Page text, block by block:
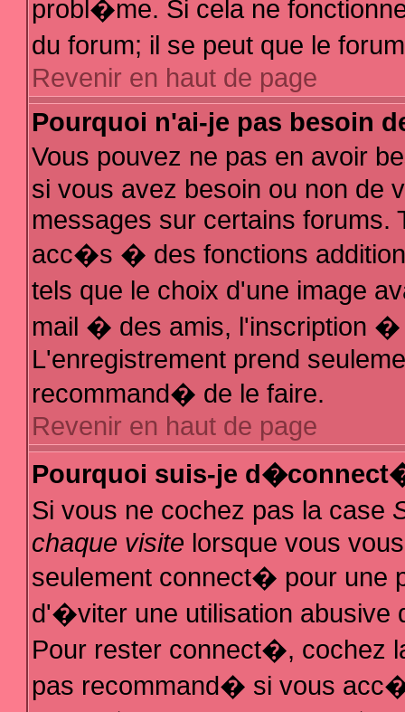
probl�me. Si cela ne
du forum; il se peut que le
Revenir en haut de page
Pourquoi n'ai-je pas besoin
Vous pouvez ne pas en avoir
si vous avez besoin ou non de
messages sur certains forums.
acc�s � des fonctions
tels que le choix d'une image
mail � des amis, l'inscription �
L'enregistrement prend
recommand� de le faire.
Revenir en haut de page
Pourquoi suis-je
Si vous ne cochez pas la case
chaque visite lorsque vous
seulement connect� pour
d'�viter une utilisation abusive
Pour rester connect�, cochez
pas recommand� si vous